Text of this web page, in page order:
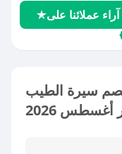
سيرة الطيب
2026